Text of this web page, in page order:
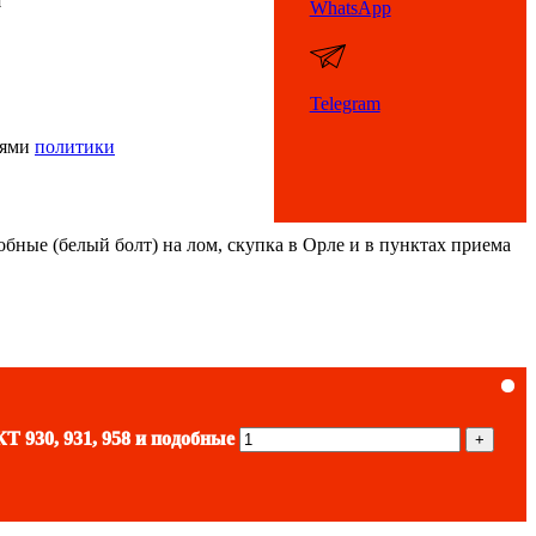
политики
WhatsApp
Telegram
(белый болт) на лом, скупка в Орле и в пунктах приема
товара КТ 704 и подобные
желтые длинные ноги
П308 и подобные белые
товара КТ 909 и подобные
(малый вертолёт)
930, 931, 958 и подобные